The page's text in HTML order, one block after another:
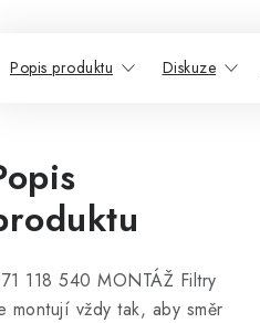
Popis produktu Diskuze
118 540 MONTÁŽ Filtry
montují vždy tak, aby směr